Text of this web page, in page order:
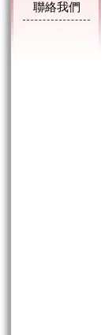
聯絡我們